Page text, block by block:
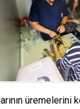
üremelerini